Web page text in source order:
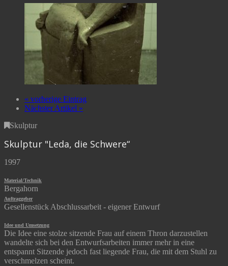
« vorherige Eintrag
Nächster Artikel »
Skulptur
Skulptur "Leda, die Schwere“
1997
Material/Technik
Bergahorn
Auftraggeber
Gesellenstück Abschlussarbeit - eigener Entwurf
Idee und Umsetzung
Die Idee eine stolze sitzende Frau auf einem Thron darzustellen
wandelte sich bei den Entwurfsarbeiten immer mehr in eine
entspannt Sitzende jedoch fast liegende Frau, die mit dem Stuhl zu
verschmelzen scheint.